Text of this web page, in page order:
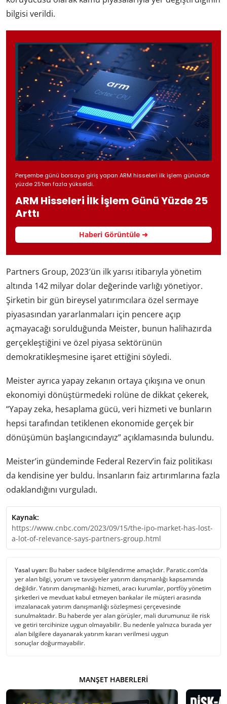
bilgisi verildi.
Perşembe günü borsaya giriş yapan ARM hisseleri ilk işlem gününde
yüzde 25’ten fazla yükseldi.
ARM Hisseleri İlk İşlem Günü Yüzde 25
Arttı
Haberi Görüntüle ➜
Partners Group, 2023′ün ilk yarısı itibarıyla yönetim
altında 142 milyar dolar değerinde varlığı yönetiyor.
Şirketin bir gün bireysel yatırımcılara özel sermaye
piyasasından yararlanmaları için pencere açıp
açmayacağı sorulduğunda Meister, bunun halihazırda
gerçekleştiğini ve özel piyasa sektörünün
demokratikleşmesine işaret ettiğini söyledi.
Meister ayrıca yapay zekanın ortaya çıkışına ve onun
ekonomiyi dönüştürmedeki rolüne de dikkat çekerek,
“Yapay zeka, hesaplama gücü, veri hizmeti ve bunların
hepsi tarafından tetiklenen ekonomide gerçek bir
dönüşümün başlangıcındayız” açıklamasında bulundu.
Meister’in gündeminde Federal Rezerv’in faiz politikası
da kendisine yer buldu. İnsanların faiz artırımlarına fazla
odaklandığını vurguladı.
Kaynak:
https://www.cnbc.com/2023/09/15/the-ipo-market-has-lost-
a-lot-of-relevance-says-partners-group.html
Yasal uyarı: Bu haber sadece bilgilendirme amaçlıdır. Paratic.com’da
yer alan bilgi, yorum ve tavsiyeler yatırım danışmanlığı kapsamında
değildir. Yatırım danışmanlığı hizmeti, aracı kurumlar, portföy yönetim
şirketleri ve mevduat kabul etmeyen bankalar ile müşteri arasında
imzalanacak yatırım danışmanlığı sözleşmesi çerçevesinde
sunulmaktadır. Bu haberde yer alan görüşler, mali durumunuz ile risk
ve getiri tercihinize uygun olmayabilir. Bu nedenle yalnızca burada yer
alan bilgilere dayanarak yatırım kararı verilmesi uygun
sonuçlar doğurmayabilir.
MANŞET HABERLERI